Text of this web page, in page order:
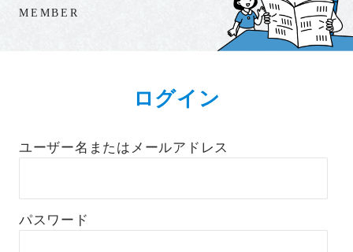
MEMBER
ログイン
ユーザー名またはメールアドレス
パスワード